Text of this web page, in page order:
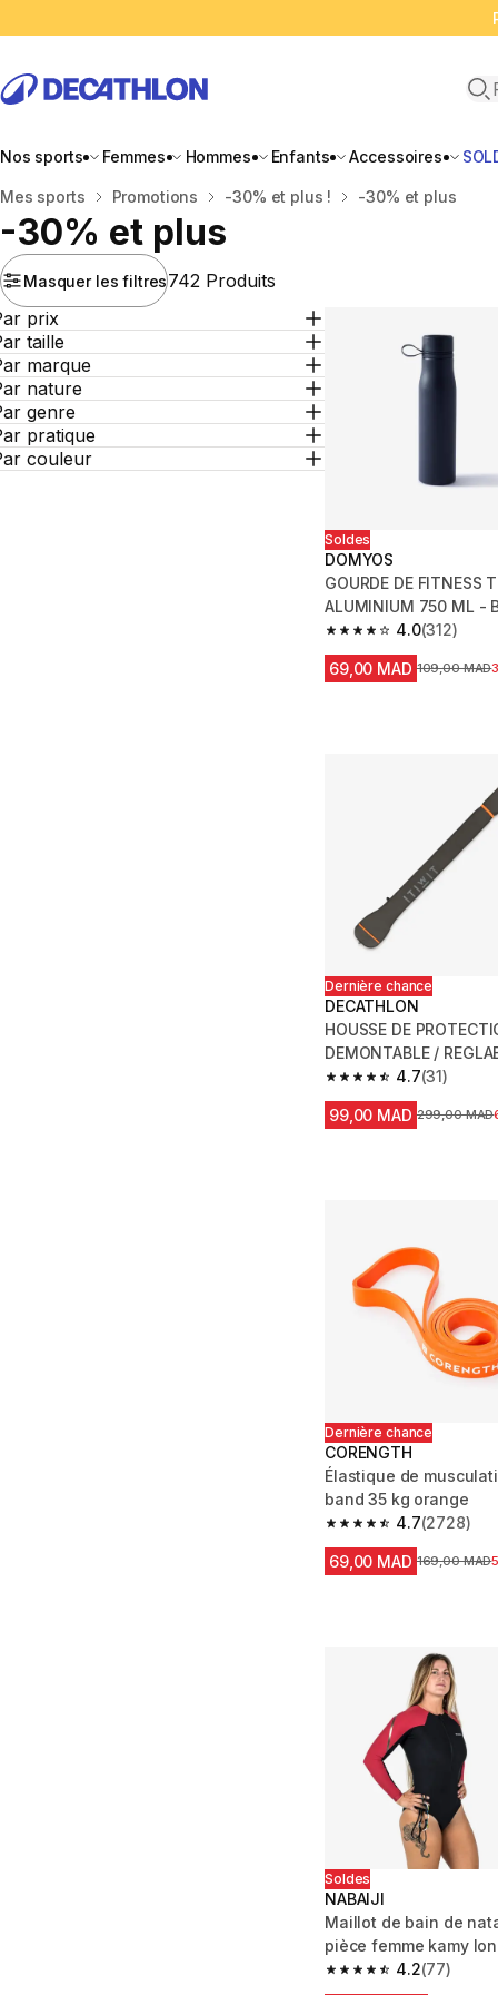
Nos sports Femmes Hommes Enfants Accessoires
Accueil
Mes sports Promotions -30% et plus ! -30% et plus
-30% et plus
Masquer les filtres742 Produits
prix
taille
marque
nature
genre
pratique
couleur
Soldes
DOMYOS
GOURDE DE FITNESS
ALUMINIUM 750 ML -
4.0
4.0 out of 5 stars from
(312)
69,00 MAD Prix avant la
109,00 MAD
Dernière chance
DECATHLON
HOUSSE DE
DEMONTABLE /
UP PADDLE4.7
4.7 out of 5 stars from
(31)
99,00 MAD Prix avant la
299,00 MAD
Dernière chance
CORENGTH
Élastique de
band 35 kg orange
4.7
4.7 out of 5 stars from
(2728)
69,00 MAD Prix avant la
169,00 MAD
Soldes
NABAIJI
Maillot de bain de
pièce femme kamy
4.2
4.2 out of 5 stars from
(77)